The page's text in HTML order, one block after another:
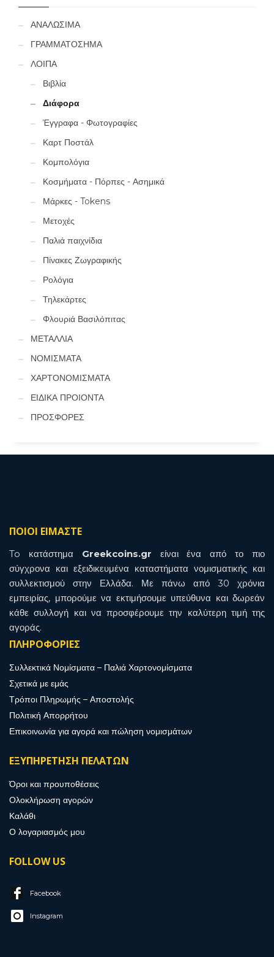
ΑΝΑΛΩΣΙΜΑ
ΓΡΑΜΜΑΤΟΣΗΜΑ
ΛΟΙΠΑ
Βιβλία
Διάφορα
Έγγραφα - Φωτογραφίες
Καρτ Ποστάλ
Κομπολόγια
Κοσμήματα - Πόρπες - Ασημικά
Μάρκες - Tokens
Μετοχές
Παλιά παιχνίδια
Πίνακες Ζωγραφικής
Ρολόγια
Τηλεκάρτες
Φλουριά Βασιλόπιτας
ΜΕΤΑΛΛΙΑ
ΝΟΜΙΣΜΑΤΑ
ΧΑΡΤΟΝΟΜΙΣΜΑΤΑ
ΕΙΔΙΚΑ ΠΡΟΙΟΝΤΑ
ΠΡΟΣΦΟΡΕΣ
ΠΟΙΟΙ ΕΙΜΑΣΤΕ
To κατάστημα Greekcoins.gr είναι ένα από το πιο
σύγχρονα και εξειδικευμένα καταστήματα νομισματικής και
συλλεκτισμού στην Ελλάδα. Με πάνω από 30 χρόνια
εμπειρίας, μπορούμε να εκτιμήσουμε υπεύθυνα και δωρεάν
κάθε συλλογή και να προσφέρουμε την καλύτερη τιμή της
αγοράς.
ΠΛΗΡΟΦΟΡΙΕΣ
Συλλεκτικά Νομίσματα – Παλιά Χαρτονομίσματα
Σχετικά με εμάς
Τρόποι Πληρωμής – Αποστολής
Πολιτική Απορρήτου
Επικοινωνία για αγορά και πώληση νομισμάτων
ΕΞΥΠΗΡΕΤΗΣΗ ΠΕΛΑΤΩΝ
Όροι και προυποθέσεις
Ολοκλήρωση αγορών
Καλάθι
Ο λογαριασμός μου
FOLLOW US
Facebook
Instagram